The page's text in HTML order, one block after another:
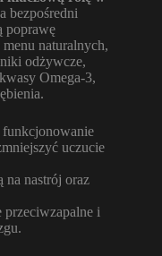
bezpośredni
poprawę
naturalnych,
odżywcze,
Omega-3,
funkcjonowanie
uczucie
na nastrój oraz
przeciwzapalne i